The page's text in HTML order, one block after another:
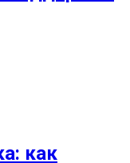
как